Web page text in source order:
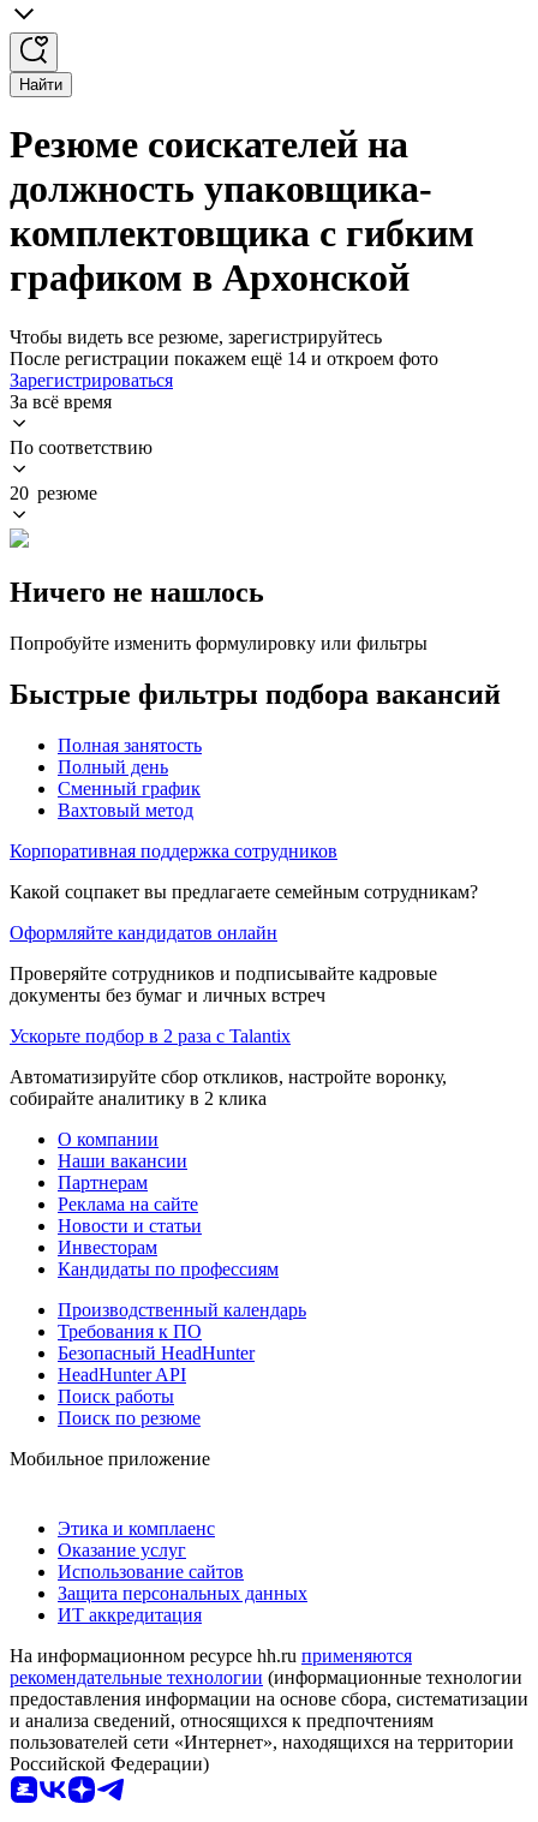
Найти
Резюме соискателей на
должность упаковщика-
комплектовщика с гибким
графиком в Архонской
Чтобы видеть все резюме, зарегистрируйтесь
После регистрации покажем ещё 14 и откроем фото
Зарегистрироваться
За всё время
По соответствию
20 резюме
Ничего не нашлось
Попробуйте изменить формулировку или фильтры
Быстрые фильтры подбора вакансий
Полная занятость
Полный день
Сменный график
Вахтовый метод
Корпоративная поддержка сотрудников
Какой соцпакет вы предлагаете семейным сотрудникам?
Оформляйте кандидатов онлайн
Проверяйте сотрудников и подписывайте кадровые
документы без бумаг и личных встреч
Ускорьте подбор в 2 раза с Talantix
Автоматизируйте сбор откликов, настройте воронку,
собирайте аналитику в 2 клика
О компании
Наши вакансии
Партнерам
Реклама на сайте
Новости и статьи
Инвесторам
Кандидаты по профессиям
Производственный календарь
Требования к ПО
Безопасный HeadHunter
HeadHunter API
Поиск работы
Поиск по резюме
Мобильное приложение
Этика и комплаенс
Оказание услуг
Использование сайтов
Защита персональных данных
ИТ аккредитация
На информационном ресурсе hh.ru применяются
рекомендательные технологии (информационные технологии
предоставления информации на основе сбора, систематизации
и анализа сведений, относящихся к предпочтениям
пользователей сети «Интернет», находящихся на территории
Российской Федерации)